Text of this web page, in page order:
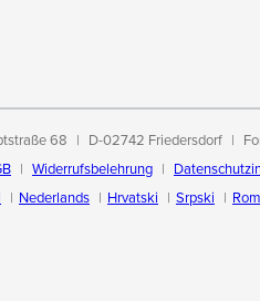
68 D-02742 Friedersdorf
Widerrufsbelehrung
Nederlands Hrvatski Srpski